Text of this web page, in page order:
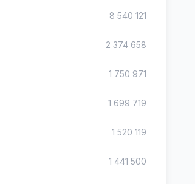
8 540 121
2 374 658
1 750 971
1 699 719
1 520 119
1 441 500